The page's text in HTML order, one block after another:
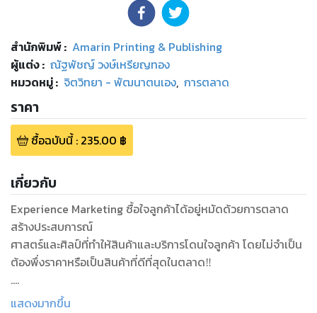
สำนักพิมพ์: Amarin Printing & Publishing
ผู้แต่ง : ณัฐพัชญ์ วงษ์เหรียญทอง
หมวดหมู่: จิตวิทยา - พัฒนาตนเอง, การตลาด
ราคา
ซื้อฉบับนี้: 235.00 ฿
เกี่ยวกับ
Experience Marketing ซื้อใจลูกค้าได้อยู่หมัดด้วยการตลาด
สร้างประสบการณ์
ศาสตร์และศิลป์ที่ทำให้สินค้าและบริการโดนใจลูกค้า โดยไม่จำเป็น
ต้องพึ่งราคาหรือเป็นสินค้าที่ดีที่สุดในตลาด‼
.
ในช่วงหลัง ๆ ที่ผมบรรยายเรื่องการตลาดนั้น ผมมักจะถามผู้เข้า
แสดงมากขึ้น